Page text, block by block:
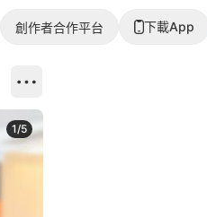
創作者合作平台 下載App
1/5